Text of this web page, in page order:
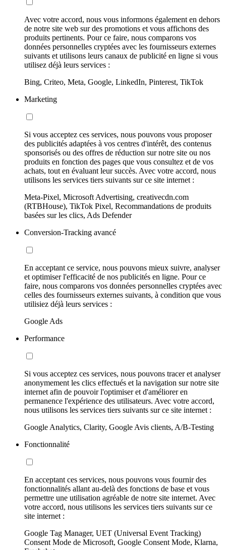
Avec votre accord, nous vous informons également en dehors
de notre site web sur des promotions et vous affichons des
produits pertinents. Pour ce faire, nous comparons vos
données personnelles cryptées avec les fournisseurs externes
suivants et utilisons leurs canaux de publicité en ligne si vous
utilisez déjà leurs services :
Bing, Criteo, Meta, Google, LinkedIn, Pinterest, TikTok
Marketing
Si vous acceptez ces services, nous pouvons vous proposer
des publicités adaptées à vos centres d'intérêt, des contenus
sponsorisés ou des offres de réduction sur notre site ou nos
produits en fonction des pages que vous consultez et de vos
achats, tout en évaluant leur succès. Avec votre accord, nous
utilisons les services tiers suivants sur ce site internet :
Meta-Pixel, Microsoft Advertising, creativecdn.com
(RTBHouse), TikTok Pixel, Recommandations de produits
basées sur les clics, Ads Defender
Conversion-Tracking avancé
En acceptant ce service, nous pouvons mieux suivre, analyser
et optimiser l'efficacité de nos publicités en ligne. Pour ce
faire, nous comparons vos données personnelles cryptées avec
celles des fournisseurs externes suivants, à condition que vous
utilisiez déjà leurs services :
Google Ads
Performance
Si vous acceptez ces services, nous pouvons tracer et analyser
anonymement les clics effectués et la navigation sur notre site
internet afin de pouvoir l'optimiser et d'améliorer en
permanence l'expérience des utilisateurs. Avec votre accord,
nous utilisons les services tiers suivants sur ce site internet :
Google Analytics, Clarity, Google Avis clients, A/B-Testing
Fonctionnalité
En acceptant ces services, nous pouvons vous fournir des
fonctionnalités allant au-delà des fonctions de base et vous
permettre une utilisation agréable de notre site internet. Avec
votre accord, nous utilisons les services tiers suivants sur ce
site internet :
Google Tag Manager, UET (Universal Event Tracking)
Consent Mode de Microsoft, Google Consent Mode, Klarna,